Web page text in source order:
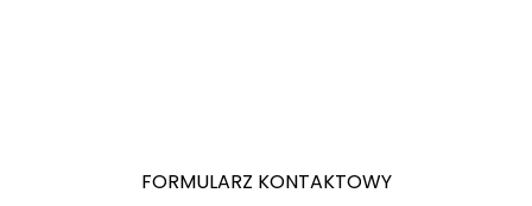
FORMULARZ KONTAKTOWY